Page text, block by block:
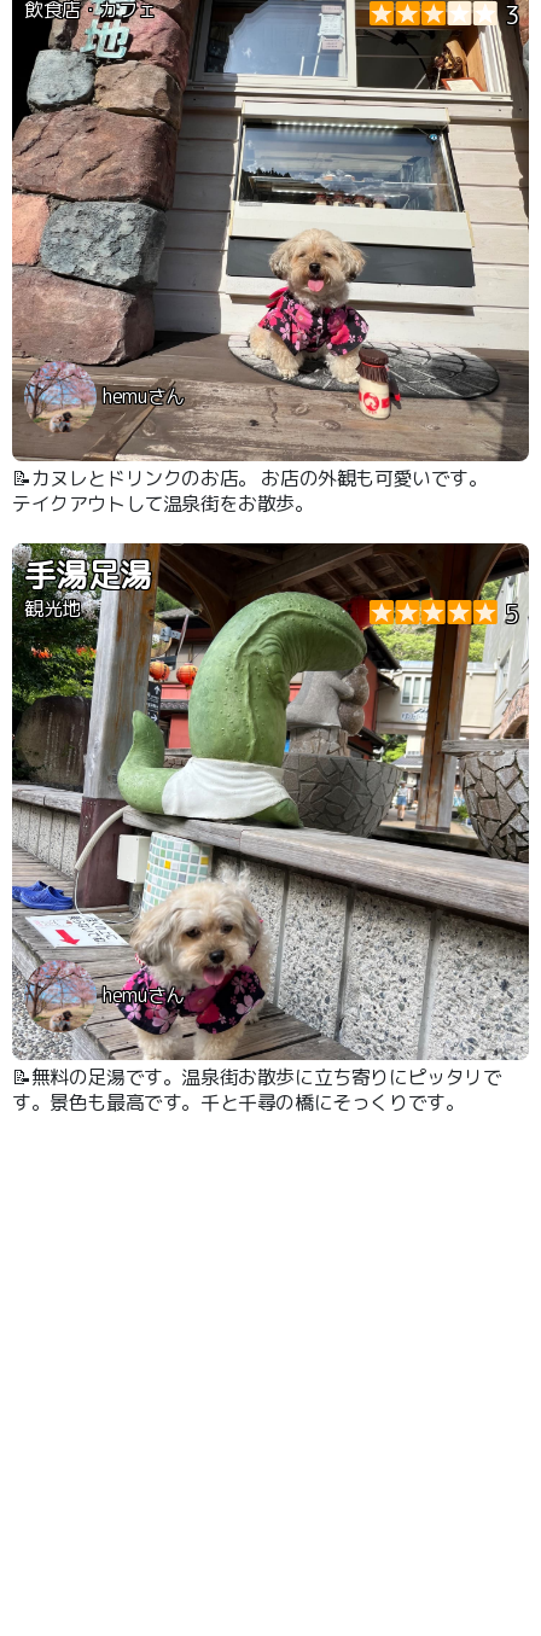
飲食店・カフェ 3
hemuさん
📝カヌレとドリンクのお店。 お店の外観も可愛いです。
テイクアウトして温泉街をお散歩。
手湯足湯
観光地 5
hemuさん
📝無料の足湯です。温泉街お散歩に立ち寄りにピッタリで
す。景色も最高です。千と千尋の橋にそっくりです。